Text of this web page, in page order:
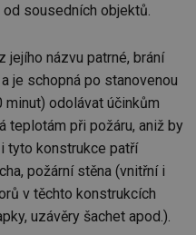
sousedních objektů.
jejího názvu patrné, brání
je schopná po stanovenou
minut) odolávat účinkům
teplotám při požáru, aniž by
tyto konstrukce patří
požární stěna (vnitřní i
v těchto konstrukcích
uzávěry šachet apod.).